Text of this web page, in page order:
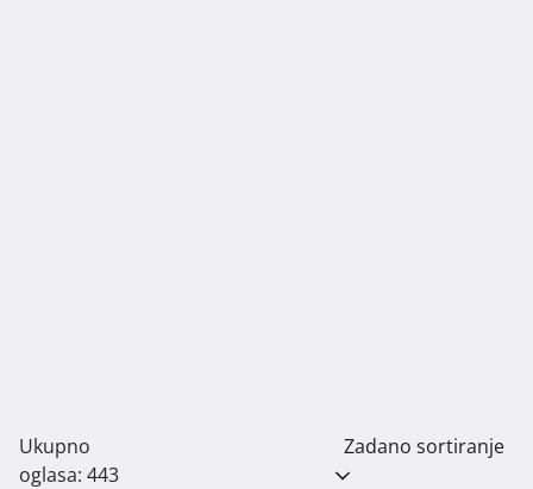
Ukupno
oglasa: 443
Zadano sortiranje